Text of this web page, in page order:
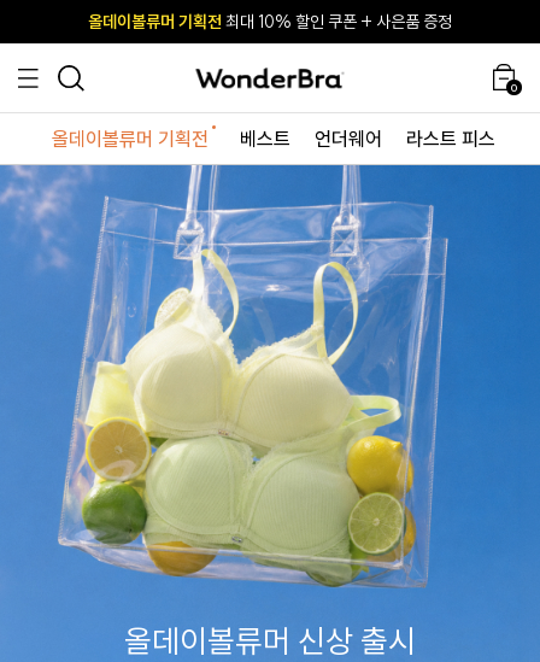
사이즈 무료 교환 서비스
올데이볼류머 기획전 최대 10% 할인 쿠폰 + 사은품 증정
사이즈 무료 교환 서비스
올데이볼류머 기획전 최대 10% 할인 쿠폰 + 사은품 증정
0
올데이볼류머 기획전 베스트 언더웨어 라스트 피스
올데이볼류머 신상 출시